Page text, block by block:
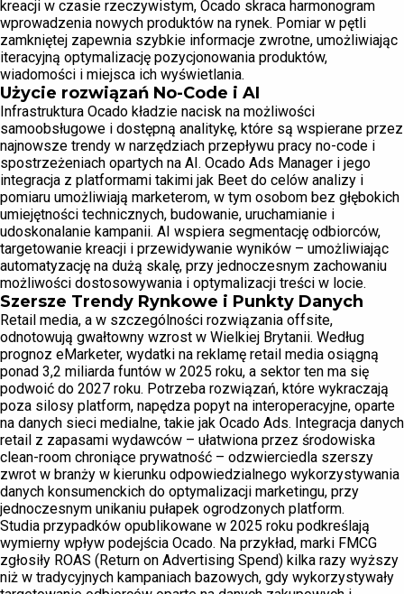
kreacji w czasie rzeczywistym, Ocado skraca harmonogram
wprowadzenia nowych produktów na rynek. Pomiar w pętli
zamkniętej zapewnia szybkie informacje zwrotne, umożliwiając
iteracyjną optymalizację pozycjonowania produktów,
wiadomości i miejsca ich wyświetlania.
Użycie rozwiązań No-Code i AI
Infrastruktura Ocado kładzie nacisk na możliwości
samoobsługowe i dostępną analitykę, które są wspierane przez
najnowsze trendy w narzędziach przepływu pracy no-code i
spostrzeżeniach opartych na AI. Ocado Ads Manager i jego
integracja z platformami takimi jak Beet do celów analizy i
pomiaru umożliwiają marketerom, w tym osobom bez głębokich
umiejętności technicznych, budowanie, uruchamianie i
udoskonalanie kampanii. AI wspiera segmentację odbiorców,
targetowanie kreacji i przewidywanie wyników – umożliwiając
automatyzację na dużą skalę, przy jednoczesnym zachowaniu
możliwości dostosowywania i optymalizacji treści w locie.
Szersze Trendy Rynkowe i Punkty Danych
Retail media, a w szczególności rozwiązania offsite,
odnotowują gwałtowny wzrost w Wielkiej Brytanii. Według
prognoz eMarketer, wydatki na reklamę retail media osiągną
ponad 3,2 miliarda funtów w 2025 roku, a sektor ten ma się
podwoić do 2027 roku. Potrzeba rozwiązań, które wykraczają
poza silosy platform, napędza popyt na interoperacyjne, oparte
na danych sieci medialne, takie jak Ocado Ads. Integracja danych
retail z zapasami wydawców – ułatwiona przez środowiska
clean-room chroniące prywatność – odzwierciedla szerszy
zwrot w branży w kierunku odpowiedzialnego wykorzystywania
danych konsumenckich do optymalizacji marketingu, przy
jednoczesnym unikaniu pułapek ogrodzonych platform.
Studia przypadków opublikowane w 2025 roku podkreślają
wymierny wpływ podejścia Ocado. Na przykład, marki FMCG
zgłosiły ROAS (Return on Advertising Spend) kilka razy wyższy
niż w tradycyjnych kampaniach bazowych, gdy wykorzystywały